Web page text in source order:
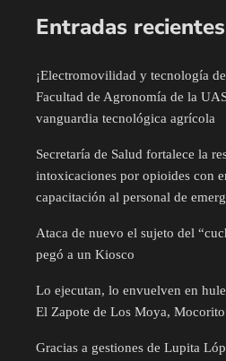
Entradas recientes
¡Electromovilidad y tecnología
Facultad de Agronomía de la
vanguardia tecnológica agrícola
Secretaría de Salud fortalece la
intoxicaciones por opioides con
capacitación al personal de
Ataca de nuevo el sujeto del
pegó a un Kiosco
Lo ejecutan, lo envuelven en
El Zapote de Los Moya, Mocorito
Gracias a gestiones de Lupita